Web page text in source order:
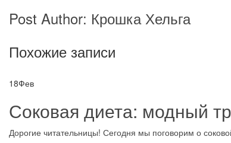
Post Author: Крошка Хельга
Похожие записи
18Фев
Соковая диета: модный
Дорогие читательницы! Сегодня мы поговорим о